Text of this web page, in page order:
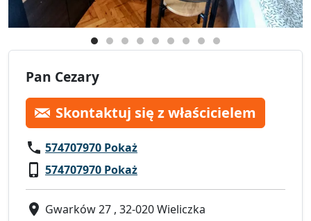
Pan Cezary
Skontaktuj się z właścicielem
574707970 Pokaż
574707970 Pokaż
Gwarków 27 , 32-020 Wieliczka